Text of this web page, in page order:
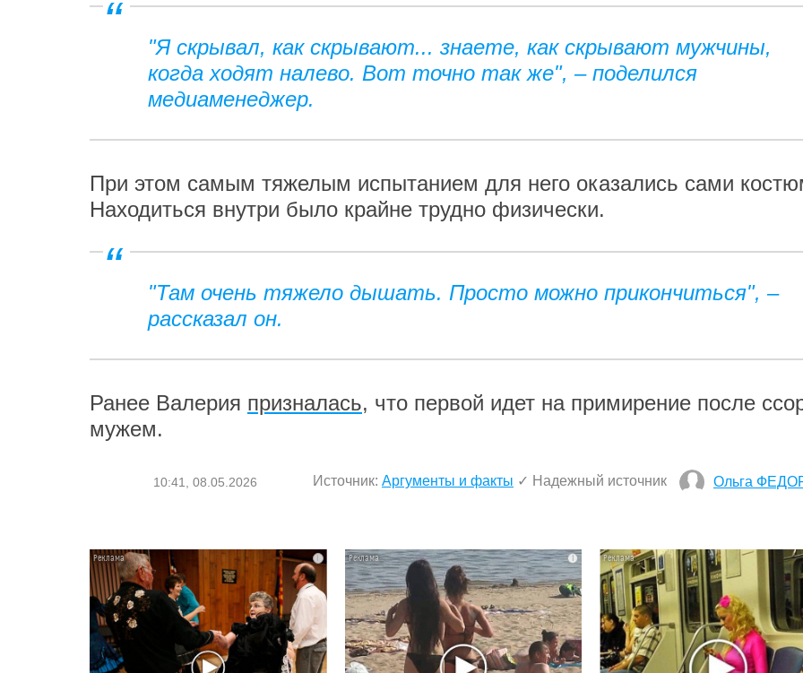
"Я скрывал, как скрывают... знаете, как скрывают мужчины,
когда ходят налево. Вот точно так же", – поделился
медиаменеджер.
При этом самым тяжелым испытанием для него оказались сами
Находиться внутри было крайне трудно физически.
"Там очень тяжело дышать. Просто можно прикончиться", –
рассказал он.
Ранее Валерия призналась, что первой идет на примирение после
мужем.
10:41, 08.05.2026 Источник: Аргументы и факты ✓ Надежный источник Ольга
i i